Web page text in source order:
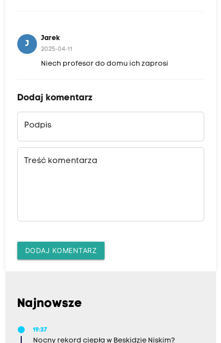
J
Jarek
2025-04-11
Niech profesor do domu ich zaprosi
Dodaj komentarz
Podpis
Treść komentarza
DODAJ KOMENTARZ
Najnowsze
19:37
Nocny rekord ciepła w Beskidzie Niskim?